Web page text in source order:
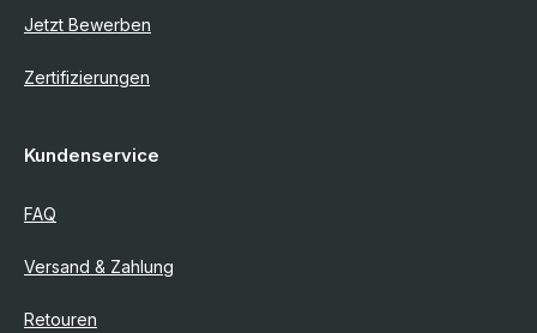
Jetzt Bewerben
Zertifizierungen
Kundenservice
FAQ
Versand & Zahlung
Retouren